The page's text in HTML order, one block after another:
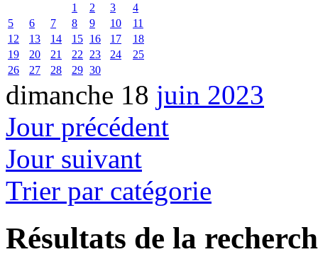
1
2 3
4
5
6 7 8 9 10
11
12
13 14 15 16 17
18
19
20 21 22 23 24
25
26
27 28 29 30
dimanche 18 juin 2023
Jour précédent
Jour suivant
Trier par catégorie
Résultats de la